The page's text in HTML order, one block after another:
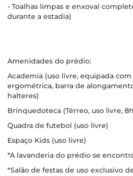
- Toalhas limpas e enxoval
durante a estadia)
Amenidades do prédio:
Academia (uso livre, equipada
ergométrica, barra de
halteres)
Brinquedoteca (Térreo, uso livre,
Quadra de futebol (uso livre)
Espaço Kids (uso livre)
*A lavanderia do prédio se
*Salão de festas de uso exclusivo